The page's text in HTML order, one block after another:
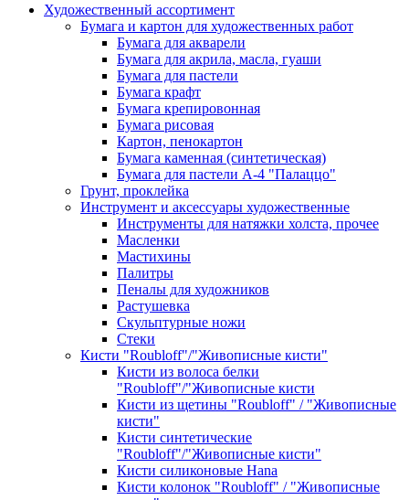
Художественный ассортимент
Бумага и картон для художественных работ
Бумага для акварели
Бумага для акрила, масла, гуаши
Бумага для пастели
Бумага крафт
Бумага крепировонная
Бумага рисовая
Картон, пенокартон
Бумага каменная (синтетическая)
Бумага для пастели А-4 "Палаццо"
Грунт, проклейка
Инструмент и аксессуары художественные
Инструменты для натяжки холста, прочее
Масленки
Мастихины
Палитры
Пеналы для художников
Растушевка
Скульптурные ножи
Стеки
Кисти "Roubloff"/"Живописные кисти"
Кисти из волоса белки
"Roubloff"/"Живописные кисти
Кисти из щетины "Roubloff" / "Живописные
кисти"
Кисти синтетические
"Roubloff"/"Живописные кисти"
Кисти силиконовые Hana
Кисти колонок "Roubloff" / "Живописные